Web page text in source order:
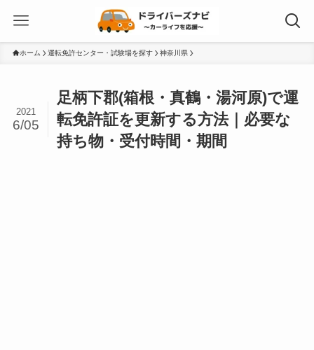
ホーム 運転免許センター・試験場を探す 神奈川県
足柄下郡(箱根・真鶴・湯河原)で運
転免許証を更新する方法｜必要な
持ち物・受付時間・期間
2021
6/05